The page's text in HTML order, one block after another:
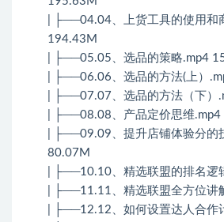
| ├──04.04、上货工具的使用和
194.43M
| ├──05.05、选品的策略.mp4
| ├──06.06、选品的方法(上）
| ├──07.07、选品的方法（下）
| ├──08.08、产品定价思维
| ├──09.09、提升店铺体验分的
80.07M
| ├──10.10、精选联盟的排名逻
| ├──11.11、精选联盟全方位讲
| ├──12.12、如何设置达人合作